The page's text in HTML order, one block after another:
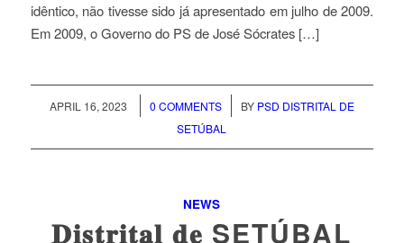
idêntico, não tivesse sido já apresentado em julho de 2009.
Em 2009, o Governo do PS de José Sócrates […]
APRIL 16, 2023
/ 0 COMMENTS
/ BY PSD DISTRITAL DE
SETÚBAL
NEWS
𝐃𝐢𝐬𝐭𝐫𝐢𝐭𝐚𝐥 𝐝𝐞 SETÚBAL